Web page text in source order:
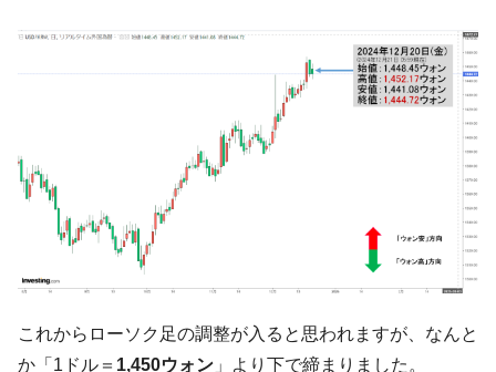
韓国「2026年07月の輸出入」絶好調。半導
体だけで410億ドル、輸出全体の41％もある
韓国･李在明「青年層の雇用状況が悪い。せ
や、若者に起業させよう」⇒ どんな雇用対策だソレ。
『Money1』
【韓国の外貨準備】2026年07月は4,279億ド
ル。外平債の発行「19.4億ドル」
『Money1』
韓国「ここは北朝鮮なのか。選管がサーバ
ーにウソのデータを入力したのは明白だ」
言。
これからローソク足の調整が入ると思われますが、なんと
か「1ドル＝ 1,450ウォン 」より下で締まりました。